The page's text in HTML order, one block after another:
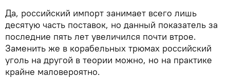
Да, российский импорт занимает всего лишь
десятую часть поставок, но данный показатель за
последние пять лет увеличился почти втрое.
Заменить же в корабельных трюмах российский
уголь на другой в теории можно, но на практике
крайне маловероятно.